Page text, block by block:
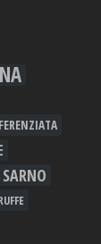
SARNO